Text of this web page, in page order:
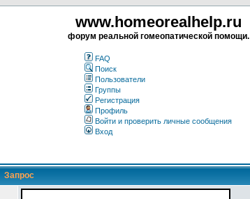
www.homeorealhelp.ru
форум реальной гомеопатической помощи.
FAQ
Поиск
Пользователи
Группы
Регистрация
Профиль
Войти и проверить личные сообщения
Вход
Запрос